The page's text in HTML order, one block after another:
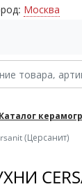
Москва
Каталог
(Церсанит)